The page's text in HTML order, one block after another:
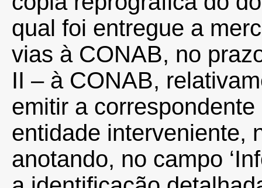
qual foi entregue a
vias à CONAB, no
II – à CONAB,
emitir a
entidade interveniente,
anotando, no campo